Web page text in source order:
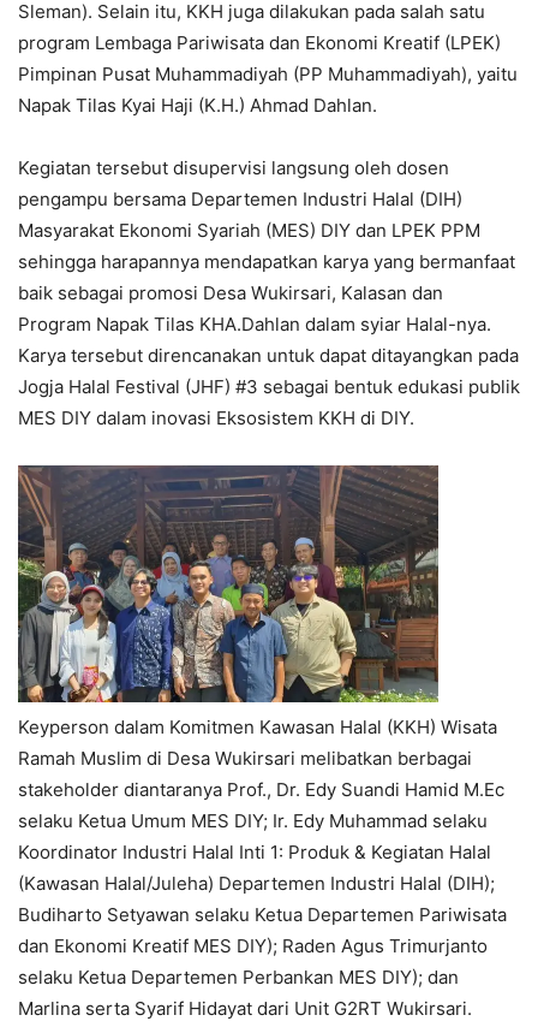
Sleman). Selain itu, KKH juga dilakukan pada salah satu
program Lembaga Pariwisata dan Ekonomi Kreatif (LPEK)
Pimpinan Pusat Muhammadiyah (PP Muhammadiyah), yaitu
Napak Tilas Kyai Haji (K.H.) Ahmad Dahlan.
Kegiatan tersebut disupervisi langsung oleh dosen
pengampu bersama Departemen Industri Halal (DIH)
Masyarakat Ekonomi Syariah (MES) DIY dan LPEK PPM
sehingga harapannya mendapatkan karya yang bermanfaat
baik sebagai promosi Desa Wukirsari, Kalasan dan
Program Napak Tilas KHA.Dahlan dalam syiar Halal-nya.
Karya tersebut direncanakan untuk dapat ditayangkan pada
Jogja Halal Festival (JHF) #3 sebagai bentuk edukasi publik
MES DIY dalam inovasi Eksosistem KKH di DIY.
Keyperson dalam Komitmen Kawasan Halal (KKH) Wisata
Ramah Muslim di Desa Wukirsari melibatkan berbagai
stakeholder diantaranya Prof., Dr. Edy Suandi Hamid M.Ec
selaku Ketua Umum MES DIY; Ir. Edy Muhammad selaku
Koordinator Industri Halal Inti 1: Produk & Kegiatan Halal
(Kawasan Halal/Juleha) Departemen Industri Halal (DIH);
Budiharto Setyawan selaku Ketua Departemen Pariwisata
dan Ekonomi Kreatif MES DIY); Raden Agus Trimurjanto
selaku Ketua Departemen Perbankan MES DIY); dan
Marlina serta Syarif Hidayat dari Unit G2RT Wukirsari.